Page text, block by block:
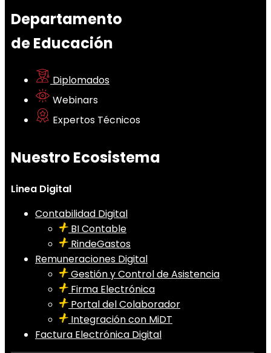
Departamento
de Educación
Diplomados
Webinars
Expertos Técnicos
Nuestro Ecosistema
Linea Digital
Contabilidad Digital
BI Contable
RindeGastos
Remuneraciones Digital
Gestión y Control de Asistencia
Firma Electrónica
Portal del Colaborador
Integración con MiDT
Factura Electrónica Digital